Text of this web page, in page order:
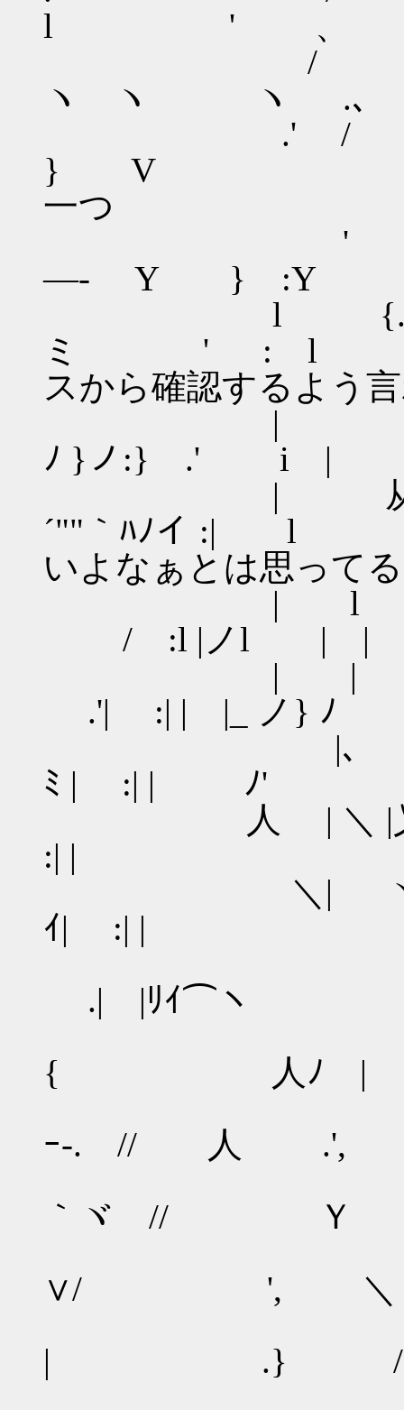
l ' 、 ' ,
/ '
ヽ ヽ ヽ .､
.' /
} V それ
一つ
' l .{
―‐ Y } :Y
l {. | .
ミ ' : l こ
スから確認するよう
| { 乂rx
ﾉ }ノ:} .' i |
| 从.
´""｀ﾊﾉイ
いよなぁとは思って
| l .＼＼
/ :l |ノl | |
| | l ＞
.'| :| | |_ ノ} ﾉ
|､ :| ﾄ､
ﾐ | :| | ﾉ'
人 | ＼ |乂
:| |
＼|
ｲ| :| |
.| |ﾘｲ⌒ヽ
{ 人ﾉ |
ｰ-. // 人 .',
｀ヾ // Ｙ
∨/ ', ＼
| .} /